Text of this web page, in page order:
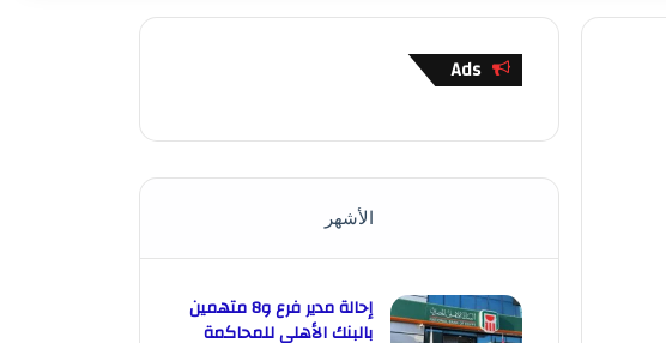
Ads
الأشهر
إحالة مدير فرع و8 متهمين
بالبنك الأهلي للمحاكمة